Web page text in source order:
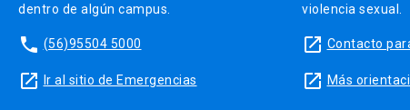
dentro de algún campus.
phone (56)95504 5000
launch Ir al sitio de Emergencias
violencia sexual.
launch Contacto
launch Más